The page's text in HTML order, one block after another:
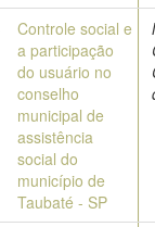
Controle social e
a participação
do usuário no
conselho
municipal de
assistência
social do
município de
Taubaté - SP